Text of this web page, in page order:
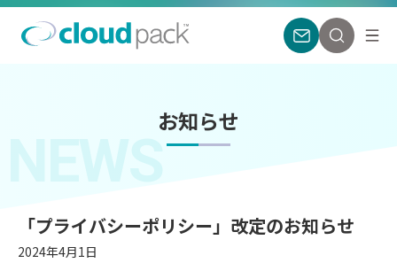
お知らせ
NEWS
「プライバシーポリシー」改定のお知らせ
2024年4月1日